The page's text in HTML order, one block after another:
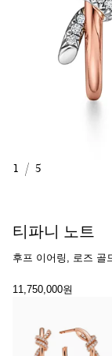
1 / 5
티파니 노트
후프 이어링, 로즈 골
11,750,000원